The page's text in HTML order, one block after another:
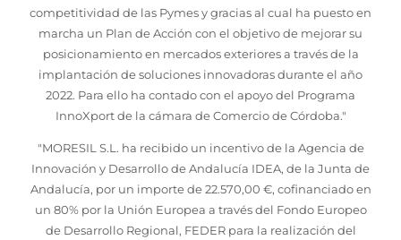
competitividad de las Pymes y gracias al cual ha puesto en
marcha un Plan de Acción con el objetivo de mejorar su
posicionamiento en mercados exteriores a través de la
implantación de soluciones innovadoras durante el año
2022. Para ello ha contado con el apoyo del Programa
InnoXport de la cámara de Comercio de Córdoba."
"MORESIL S.L. ha recibido un incentivo de la Agencia de
Innovación y Desarrollo de Andalucía IDEA, de la Junta de
Andalucía, por un importe de 22.570,00 €, cofinanciado en
un 80% por la Unión Europea a través del Fondo Europeo
de Desarrollo Regional, FEDER para la realización del